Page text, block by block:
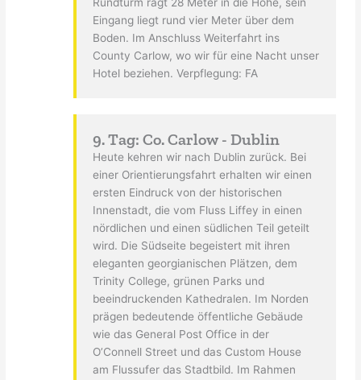
Rundturm ragt 28 Meter in die Höhe, sein
Eingang liegt rund vier Meter über dem
Boden. Im Anschluss Weiterfahrt ins
County Carlow, wo wir für eine Nacht unser
Hotel beziehen. Verpflegung: FA
9. Tag: Co. Carlow - Dublin
Heute kehren wir nach Dublin zurück. Bei
einer Orientierungsfahrt erhalten wir einen
ersten Eindruck von der historischen
Innenstadt, die vom Fluss Liffey in einen
nördlichen und einen südlichen Teil geteilt
wird. Die Südseite begeistert mit ihren
eleganten georgianischen Plätzen, dem
Trinity College, grünen Parks und
beeindruckenden Kathedralen. Im Norden
prägen bedeutende öffentliche Gebäude
wie das General Post Office in der
O’Connell Street und das Custom House
am Flussufer das Stadtbild. Im Rahmen